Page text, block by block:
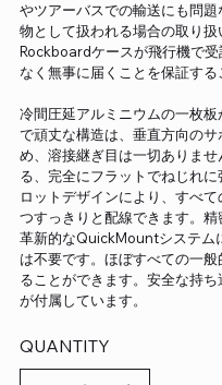
やツアーバスでの輸送にも問
物として扱われる場合の取り扱
Rockboardケースが飛行機で
なく無事に届くことを保証する
冷間圧延アルミニウムの一枚
で頑丈な構造は、垂直方向の
め、溶接継ぎ目は一切ありま
る、完全にフラットでねじれ
ロットデザインにより、すべ
つすっきりと配線できます。精
革新的なQuickMountシステム
は不要です。ほぼすべての一
ることができます。安全な持
が付属しています。
QUANTITY